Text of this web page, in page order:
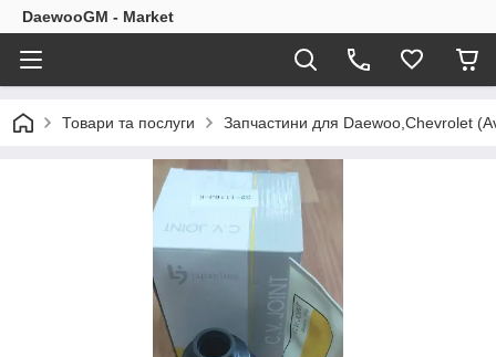
DaewooGM - Market
Товари та послуги Запчастини для Daewoo,Chevrolet